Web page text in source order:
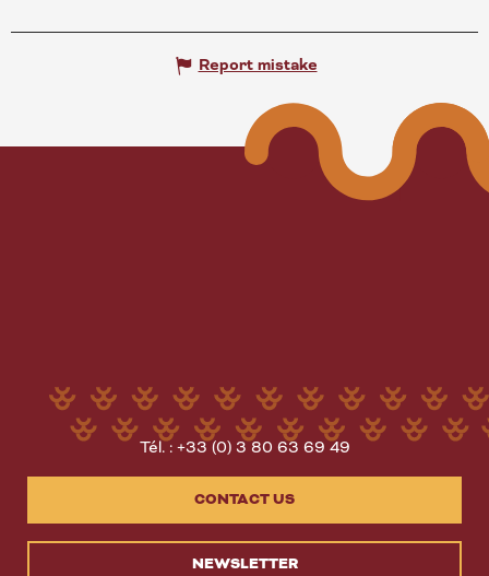
Report mistake
Tél. : +33 (0) 3 80 63 69 49
CONTACT US
NEWSLETTER